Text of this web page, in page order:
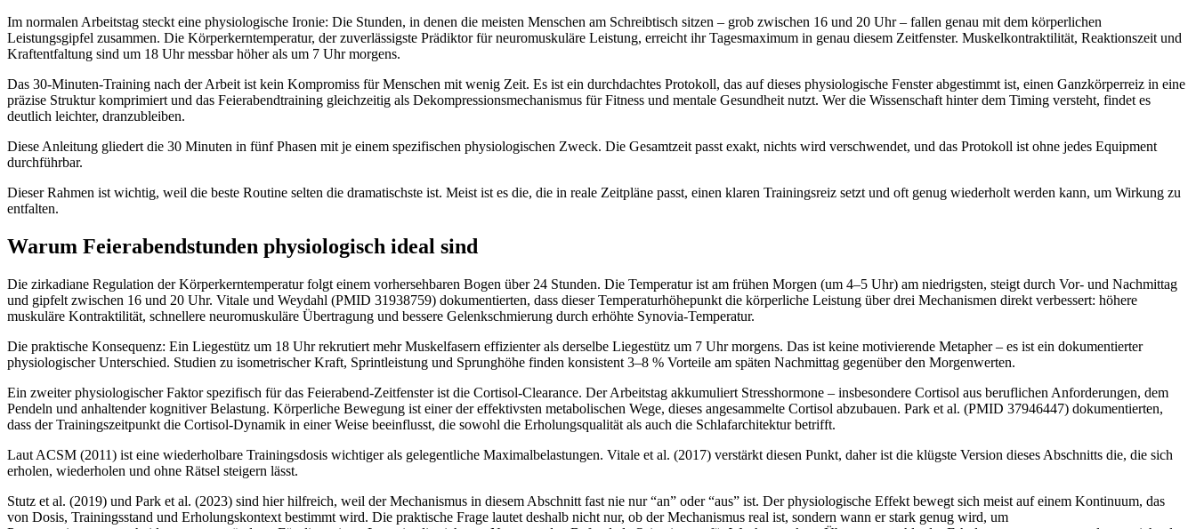
Im normalen Arbeitstag steckt eine physiologische Ironie: Die Stunden, in denen die meisten Menschen am Schreibtisch sitzen – grob zwischen 16 und 20 Uhr – fallen genau mit dem körperlichen
Leistungsgipfel zusammen. Die Körperkerntemperatur, der zuverlässigste Prädiktor für neuromuskuläre Leistung, erreicht ihr Tagesmaximum in genau diesem Zeitfenster. Muskelkontraktilität, Reaktionszeit und
Kraftentfaltung sind um 18 Uhr messbar höher als um 7 Uhr morgens.
Das 30-Minuten-Training nach der Arbeit ist kein Kompromiss für Menschen mit wenig Zeit. Es ist ein durchdachtes Protokoll, das auf dieses physiologische Fenster abgestimmt ist, einen Ganzkörperreiz in eine
präzise Struktur komprimiert und das Feierabendtraining gleichzeitig als Dekompressionsmechanismus für Fitness und mentale Gesundheit nutzt. Wer die Wissenschaft hinter dem Timing versteht, findet es
deutlich leichter, dranzubleiben.
Diese Anleitung gliedert die 30 Minuten in fünf Phasen mit je einem spezifischen physiologischen Zweck. Die Gesamtzeit passt exakt, nichts wird verschwendet, und das Protokoll ist ohne jedes Equipment
durchführbar.
Dieser Rahmen ist wichtig, weil die beste Routine selten die dramatischste ist. Meist ist es die, die in reale Zeitpläne passt, einen klaren Trainingsreiz setzt und oft genug wiederholt werden kann, um Wirkung zu
entfalten.
Warum Feierabendstunden physiologisch ideal sind
Die zirkadiane Regulation der Körperkerntemperatur folgt einem vorhersehbaren Bogen über 24 Stunden. Die Temperatur ist am frühen Morgen (um 4–5 Uhr) am niedrigsten, steigt durch Vor- und Nachmittag
und gipfelt zwischen 16 und 20 Uhr. Vitale und Weydahl (PMID 31938759) dokumentierten, dass dieser Temperaturhöhepunkt die körperliche Leistung über drei Mechanismen direkt verbessert: höhere
muskuläre Kontraktilität, schnellere neuromuskuläre Übertragung und bessere Gelenkschmierung durch erhöhte Synovia-Temperatur.
Die praktische Konsequenz: Ein Liegestütz um 18 Uhr rekrutiert mehr Muskelfasern effizienter als derselbe Liegestütz um 7 Uhr morgens. Das ist keine motivierende Metapher – es ist ein dokumentierter
physiologischer Unterschied. Studien zu isometrischer Kraft, Sprintleistung und Sprunghöhe finden konsistent 3–8 % Vorteile am späten Nachmittag gegenüber den Morgenwerten.
Ein zweiter physiologischer Faktor spezifisch für das Feierabend-Zeitfenster ist die Cortisol-Clearance. Der Arbeitstag akkumuliert Stresshormone – insbesondere Cortisol aus beruflichen Anforderungen, dem
Pendeln und anhaltender kognitiver Belastung. Körperliche Bewegung ist einer der effektivsten metabolischen Wege, dieses angesammelte Cortisol abzubauen. Park et al. (PMID 37946447) dokumentierten,
dass der Trainingszeitpunkt die Cortisol-Dynamik in einer Weise beeinflusst, die sowohl die Erholungsqualität als auch die Schlafarchitektur betrifft.
Laut ACSM (2011) ist eine wiederholbare Trainingsdosis wichtiger als gelegentliche Maximalbelastungen. Vitale et al. (2017) verstärkt diesen Punkt, daher ist die klügste Version dieses Abschnitts die, die sich
erholen, wiederholen und ohne Rätsel steigern lässt.
Stutz et al. (2019) und Park et al. (2023) sind hier hilfreich, weil der Mechanismus in diesem Abschnitt fast nie nur “an” oder “aus” ist. Der physiologische Effekt bewegt sich meist auf einem Kontinuum, das
von Dosis, Trainingsstand und Erholungskontext bestimmt wird. Die praktische Frage lautet deshalb nicht nur, ob der Mechanismus real ist, sondern wann er stark genug wird, um